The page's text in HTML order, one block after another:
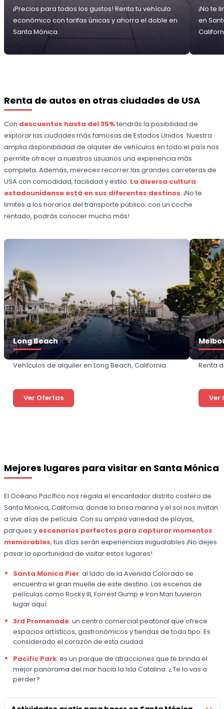
¡Precios para todos los gustos! Renta tu vehículo
económico con tarifas únicas y ahorra el doble en
Santa Mónica.
¡No te
en
Renta de autos en otras ciudades de USA
Con descuentos hasta del 35%tendrás la posibilidad de
explorar las ciudades más famosas de Estados Unidos. Nuestra
amplia disponibilidad de alquiler de vehículos en todo el país nos
permite ofrecer a nuestros usuarios una experiencia más
completa. Además, mereces recorrer las grandes carreteras de
USA con comodidad, facilidad y estilo. La diversa cultura
estadounidense está en sus diferentes destinos. ¡No te
limites a los horarios del transporte público; con un coche
rentado, podrás conocer mucho más!
Long Beach
Vehículos de alquiler en Long Beach, California
Ver Ofertas
Renta
Ver
Mejores lugares para visitar en Santa Mónica
El Océano Pacífico nos regala el encantador distrito costero de
Santa Monica, California, donde la brisa marina y el sol nos invitan
a vivir días de película. Con su amplia variedad de playas,
parques y escenarios perfectos para capturar momentos
memorables, tus días serán experiencias inigualables ¡No dejes
pasar la oportunidad de visitar estos lugares!
Santa Monica Pier: al lado de la Avenida Colorado se
encuentra el gran muelle de este destino. Las escenas de
películas como Rocky III, Forrest Gump e Iron Man tuvieron
lugar aquí.
3rd Promenade: un centro comercial peatonal que ofrece
espacios artísticos, gastronómicos y tiendas de todo tipo. Es
considerado el corazón de esta ciudad.
Pacific Park: es un parque de atracciones que te brinda el
mejor panorama del mar hacia la Isla Catalina. ¿Te lo vas a
perder?